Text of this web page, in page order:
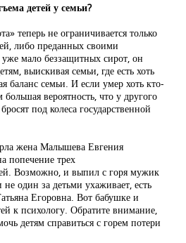
детей у семьи?
теперь не ограничивается только
либо преданных своими
мало беззащитных сирот, он
выискивая семьи, где есть хоть
баланс семьи. И если умер хоть кто-
вероятность, что у другого
под колеса государственной
жена Малышева Евгения
попечение трех
Возможно, и выпил с горя мужик
один за детьми ухаживает, есть
Егоровна. Вот бабушке и
к психологу. Обратите внимание,
детям справиться с горем потери